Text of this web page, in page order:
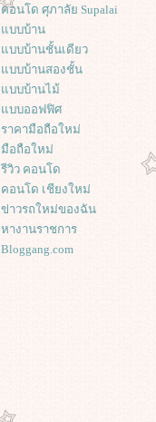
คอนโด ศุภาลัย Supalai
บบบ้าน
บบบ้านชั้นเดียว
บบบ้านสองชั้น
บบบ้านไม้
บบออฟฟิศ
ราคามือถือใหม่
มือถือใหม่
รีวิว คอนโด
คอนโด เชียงใหม่
ข่าวรถใหม่ของฉัน
หางานราชการ
Bloggang.com